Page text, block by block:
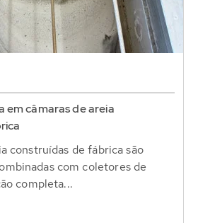
em câmaras de areia
construídas de fábrica são
com coletores de
completa...